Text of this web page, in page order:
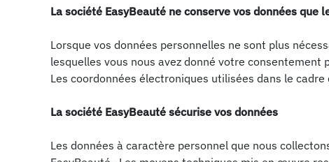
La société EasyBeauté ne conserve vos données
Lorsque vos données personnelles ne sont plus
lesquelles vous nous avez donné votre consentement
Les coordonnées électroniques utilisées dans le
La société EasyBeauté sécurise vos données
Les données à caractère personnel que nous